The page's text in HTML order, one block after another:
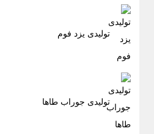
تولیدی یزد فوم
تولیدی جوراب طاها